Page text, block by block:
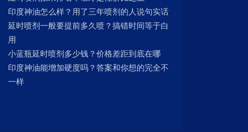
印度神油怎么样？用了三年喷剂的人说句实话
延时喷剂一般要提前多久喷？搞错时间等于白
用
小蓝瓶延时喷剂多少钱？价格差距到底在哪
印度神油能增加硬度吗？答案和你想的完全不
一样